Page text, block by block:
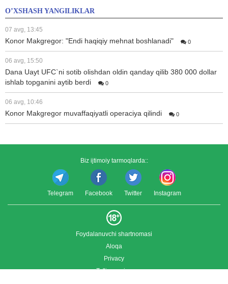
O’XSHASH YANGILIKLAR
07 avg, 13:45
Konor Makgregor: "Endi haqiqiy mehnat boshlanadi" 0
06 avg, 15:50
Dana Uayt UFC`ni sotib olishdan oldin qanday qilib 380 000 dollar
ishlab topganini aytib berdi
0
06 avg, 10:46
Konor Makgregor muvaffaqiyatli operaciya qilindi 0
Biz ijtimoiy tarmoqlarda::
Telegram Facebook Twitter Instagram
Foydalanuvchi shartnomasi
Aloqa
Privacy
To'liq versiya